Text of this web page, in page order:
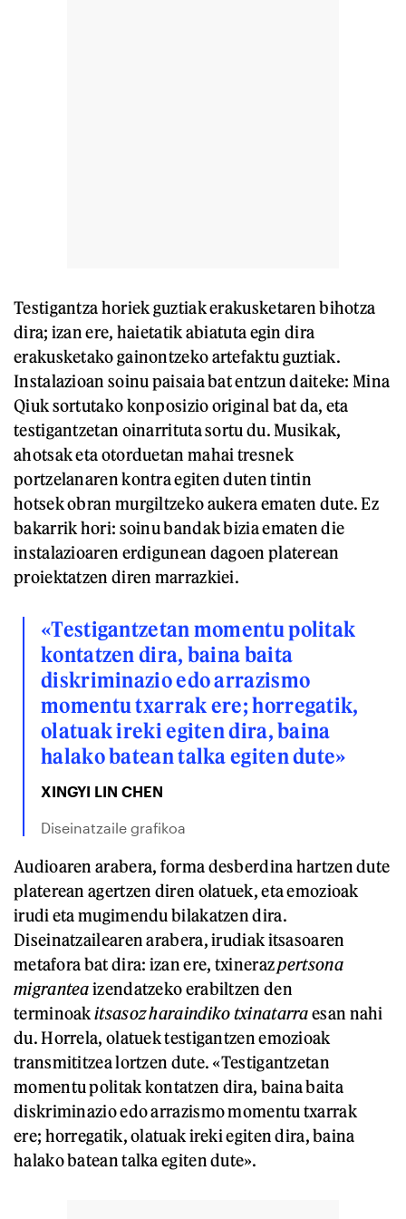
Testigantza horiek guztiak erakusketaren bihotza
dira; izan ere, haietatik abiatuta egin dira
erakusketako gainontzeko artefaktu guztiak.
Instalazioan soinu paisaia bat entzun daiteke: Mina
Qiuk sortutako konposizio original bat da, eta
testigantzetan oinarrituta sortu du. Musikak,
ahotsak eta otorduetan mahai tresnek
portzelanaren kontra egiten duten tintin
hotsek obran murgiltzeko aukera ematen dute. Ez
bakarrik hori: soinu bandak bizia ematen die
instalazioaren erdigunean dagoen platerean
proiektatzen diren marrazkiei.
«Testigantzetan momentu politak
kontatzen dira, baina baita
diskriminazio edo arrazismo
momentu txarrak ere; horregatik,
olatuak ireki egiten dira, baina
halako batean talka egiten dute»
XINGYI LIN CHEN
Diseinatzaile grafikoa
Audioaren arabera, forma desberdina hartzen dute
platerean agertzen diren olatuek, eta emozioak
irudi eta mugimendu bilakatzen dira.
Diseinatzailearen arabera, irudiak itsasoaren
metafora bat dira: izan ere, txinerazpertsona
migranteaizendatzeko erabiltzen den
terminoakitsasoz haraindiko txinatarraesan nahi
du. Horrela, olatuek testigantzen emozioak
transmititzea lortzen dute. «Testigantzetan
momentu politak kontatzen dira, baina baita
diskriminazio edo arrazismo momentu txarrak
ere; horregatik, olatuak ireki egiten dira, baina
halako batean talka egiten dute».